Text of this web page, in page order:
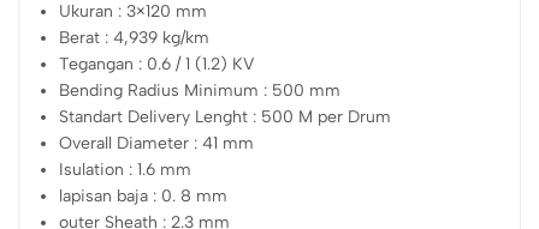
Ukuran : 3×120 mm
Berat : 4,939 kg/km
Tegangan : 0.6 / 1 (1.2) KV
Bending Radius Minimum : 500 mm
Standart Delivery Lenght : 500 M per Drum
Overall Diameter : 41 mm
Isulation : 1.6 mm
lapisan baja : 0. 8 mm
outer Sheath : 2.3 mm